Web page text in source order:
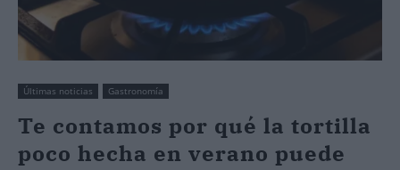
Últimas noticias Gastronomía
Te contamos por qué la tortilla
poco hecha en verano puede